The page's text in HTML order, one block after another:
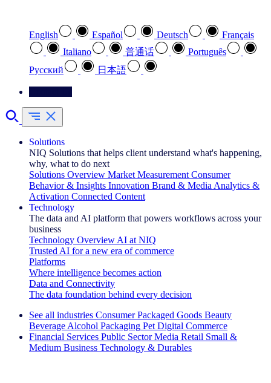
English Español Deutsch
Français
Italiano
普通话
Português
Pусский
日本語
Solutions
NIQ Solutions that helps client understand what's happening,
why, what to do next
Solutions Overview Market Measurement Consumer
Behavior & Insights Innovation Brand & Media Analytics &
Activation Connected Content
Technology
The data and AI platform that powers workflows across your
business
Technology Overview AI at NIQ
Trusted AI for a new era of commerce
Platforms
Where intelligence becomes action
Data and Connectivity
The data foundation behind every decision
See all industries Consumer Packaged Goods Beauty
Beverage Alcohol Packaging Pet Digital Commerce
Financial Services Public Sector Media Retail Small &
Medium Business Technology & Durables